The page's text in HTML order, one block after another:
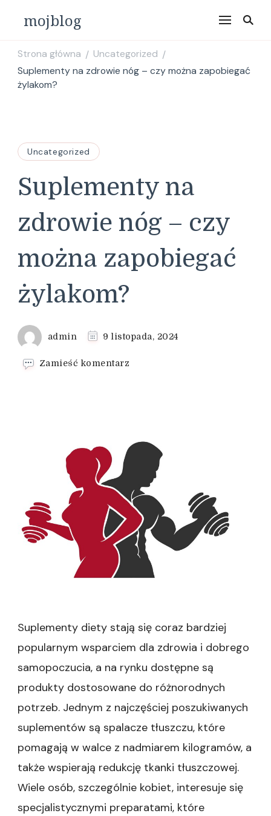
mojblog
Strona główna / Uncategorized /
Suplementy na zdrowie nóg – czy można zapobiegać
żylakom?
Uncategorized
Suplementy na
zdrowie nóg – czy
można zapobiegać
żylakom?
admin 9 listopada, 2024
Zamieść komentarz
można
zapobiegać
żylakom?
Suplementy diety stają się coraz bardziej
popularnym wsparciem dla zdrowia i dobrego
samopoczucia, a na rynku dostępne są
produkty dostosowane do różnorodnych
potrzeb. Jednym z najczęściej poszukiwanych
suplementów są spalacze tłuszczu, które
pomagają w walce z nadmiarem kilogramów, a
także wspierają redukcję tkanki tłuszczowej.
Wiele osób, szczególnie kobiet, interesuje się
specjalistycznymi preparatami, które